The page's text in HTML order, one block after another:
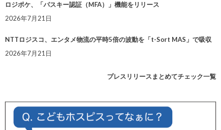
ロジポケ、「パスキー認証（MFA）」機能をリリース
2026年7月21日
NTTロジスコ、エンタメ物流の平時5倍の波動を「t-Sort MAS」で吸収
2026年7月21日
プレスリリースまとめてチェック一覧